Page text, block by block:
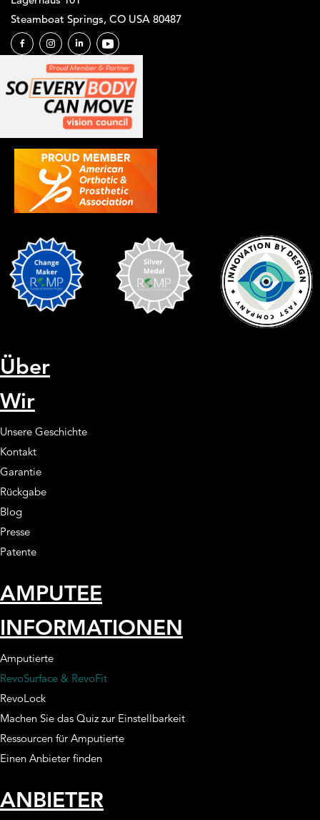
Steamboat Springs, CO USA 80487
Über
Wir
Unsere Geschichte
Kontakt
Garantie
Rückgabe
Blog
Presse
Patente
AMPUTEE
INFORMATIONEN
Amputierte
RevoSurface & RevoFit
RevoLock
Machen Sie das Quiz zur Einstellbarkeit
Ressourcen für Amputierte
Einen Anbieter finden
ANBIETER